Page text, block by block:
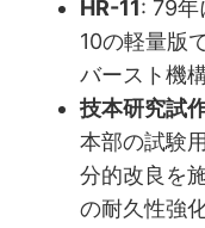
HR-11: 79
10の軽量版
バースト機
技本研究試
本部の試験
分的改良を
の耐久性強